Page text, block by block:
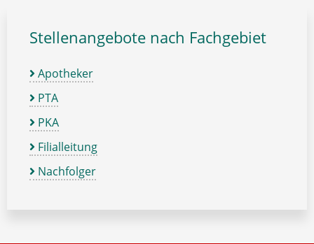
Stellenangebote nach Fachgebiet
Apotheker
PTA
PKA
Filialleitung
Nachfolger